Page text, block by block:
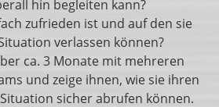
hin begleiten kann?
zufrieden ist und auf den sie
verlassen können?
ca. 3 Monate mit mehreren
und zeige ihnen, wie sie ihren
sicher abrufen können.